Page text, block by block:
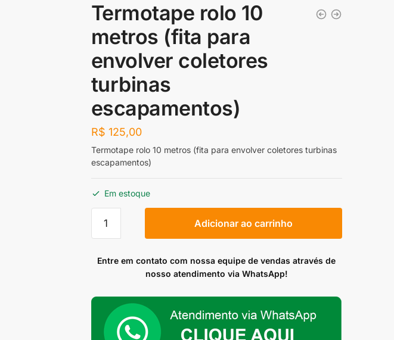
Termotape rolo 10
metros (fita para
envolver coletores
turbinas
escapamentos)
R$ 125,00
Termotape rolo 10 metros (fita para envolver coletores turbinas
escapamentos)
Em estoque
rolo
metros
envolver
coletores
turbinas
Adicionar ao carrinho
Entre em contato com nossa equipe de vendas através de
nosso atendimento via WhatsApp!